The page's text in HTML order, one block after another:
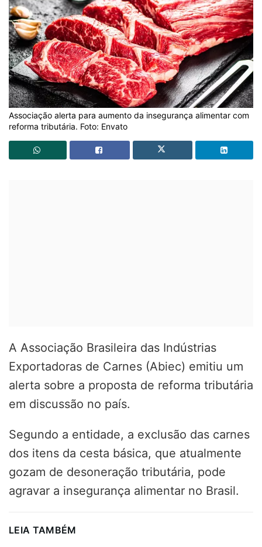
Associação alerta para aumento da insegurança alimentar com
reforma tributária. Foto: Envato
A Associação Brasileira das Indústrias
Exportadoras de Carnes (Abiec) emitiu um
alerta sobre a proposta de reforma tributária
em discussão no país.
Segundo a entidade, a exclusão das carnes
dos itens da cesta básica, que atualmente
gozam de desoneração tributária, pode
agravar a insegurança alimentar no Brasil.
LEIA TAMBÉM